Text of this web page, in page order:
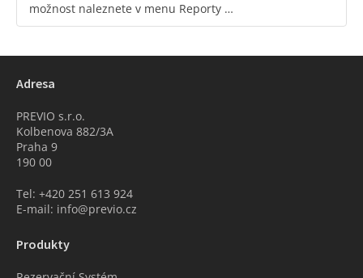
možnost naleznete v menu Reporty …
Adresa
PREVIO s.r.o.
Kolbenova 882/3A
Praha 9
190 00
Tel: +420 251 613 924
E-mail: info@previo.cz
Produkty